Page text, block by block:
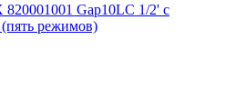
Gap10LC 1/2' с
режимов)